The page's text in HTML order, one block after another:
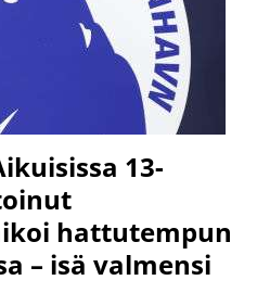
13-
hattutempun
– isä valmensi